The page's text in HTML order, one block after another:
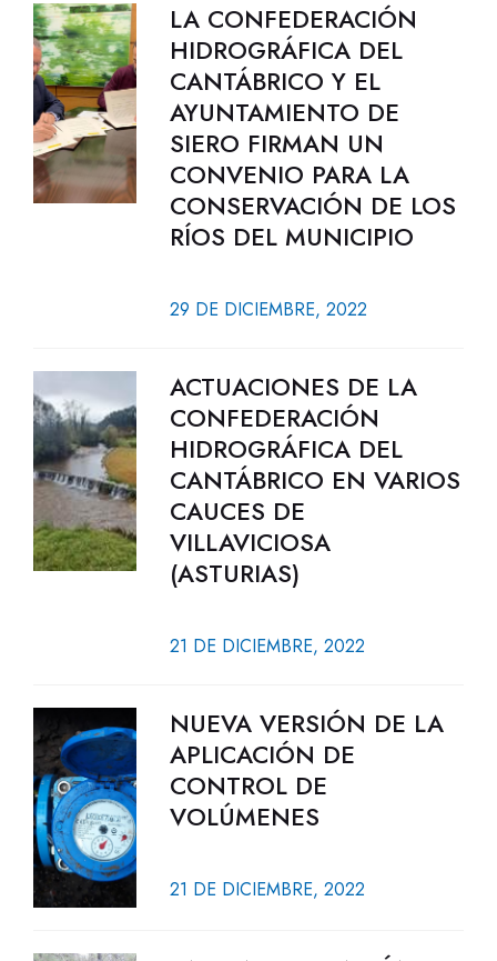
LA CONFEDERACIÓN
HIDROGRÁFICA DEL
CANTÁBRICO Y EL
AYUNTAMIENTO DE
SIERO FIRMAN UN
CONVENIO PARA LA
CONSERVACIÓN DE LOS
RÍOS DEL MUNICIPIO
29 DE DICIEMBRE, 2022
ACTUACIONES DE LA
CONFEDERACIÓN
HIDROGRÁFICA DEL
CANTÁBRICO EN VARIOS
CAUCES DE
VILLAVICIOSA
(ASTURIAS)
21 DE DICIEMBRE, 2022
NUEVA VERSIÓN DE LA
APLICACIÓN DE
CONTROL DE
VOLÚMENES
21 DE DICIEMBRE, 2022